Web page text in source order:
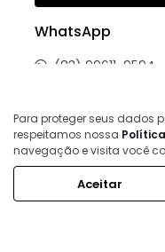
WhatsApp
(83) 99611-9594
HORÁRIOS DE
Showroom
Segunda a sexta,
Sábado, das 8h às
Para proteger seus dados
respeitamos nossa
navegação e visita você
Aceitar